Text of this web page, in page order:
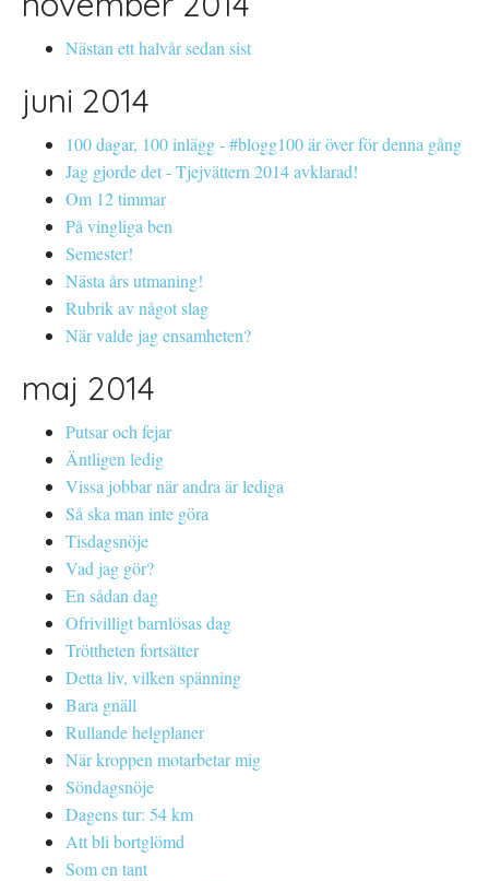
Nästan ett halvår sedan sist
juni 2014
100 dagar, 100 inlägg - #blogg100 är över för denna gång
Jag gjorde det - Tjejvättern 2014 avklarad!
Om 12 timmar
På vingliga ben
Semester!
Nästa års utmaning!
Rubrik av något slag
När valde jag ensamheten?
maj 2014
Putsar och fejar
Äntligen ledig
Vissa jobbar när andra är lediga
Så ska man inte göra
Tisdagsnöje
Vad jag gör?
En sådan dag
Ofrivilligt barnlösas dag
Tröttheten fortsätter
Detta liv, vilken spänning
Bara gnäll
Rullande helgplaner
När kroppen motarbetar mig
Söndagsnöje
Dagens tur: 54 km
Att bli bortglömd
Som en tant